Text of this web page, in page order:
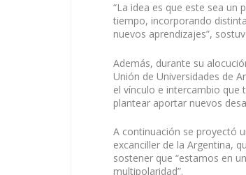
“La idea es que este sea
tiempo, incorporando
nuevos aprendizajes”,
Además, durante su
Unión de Universidades de
el vínculo e intercambio que
plantear aportar nuevos
A continuación se proyectó
excanciller de la Argentina,
sostener que “estamos en
multipolaridad”.